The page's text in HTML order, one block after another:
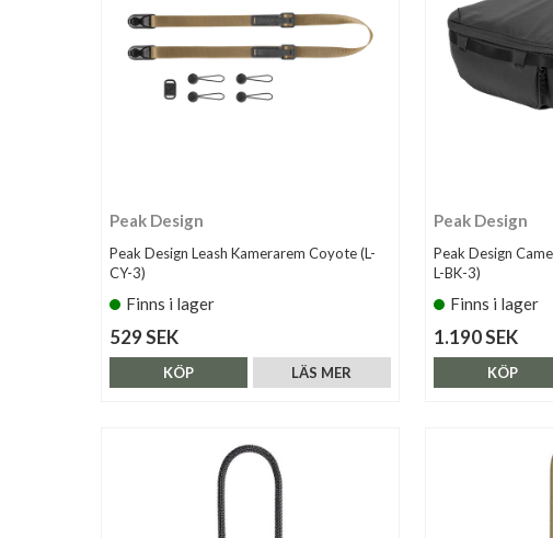
Peak Design
Peak Design Leash Kamerarem Coyote (L-
CY-3)
Finns i lager
529 SEK
LÄS MER
KÖP
Peak Design
Peak Design
L-BK-3)
Finns i lager
1.190 SEK
KÖP